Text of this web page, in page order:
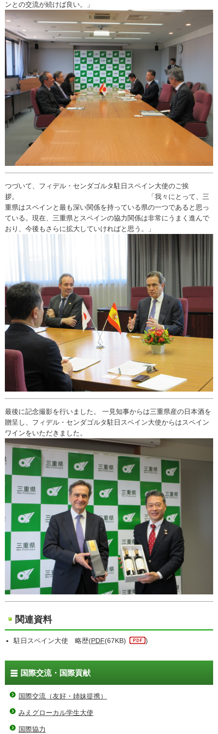
ンとの交流が続けば良い。」
つづいて、フィデル・センダゴルタ駐日スペイン大使のご挨
拶。 「我々にとって、三
重県はスペインと最も深い関係を持っている県の一つであると思っ
ている。現在、三重県とスペインの協力関係は非常にうまく進んで
おり、今後もさらに拡大していければと思う。」
最後に記念撮影を行いました。 一見知事からは三重県産の日本酒を
贈呈し、フィデル・センダゴルタ駐日スペイン大使からはスペイン
ワインをいただきました。
関連資料
駐日スペイン大使 略歴(PDF(67KB) )
国際交流・国際貢献
国際交流（友好・姉妹提携）
みえグローカル学生大使
国際協力